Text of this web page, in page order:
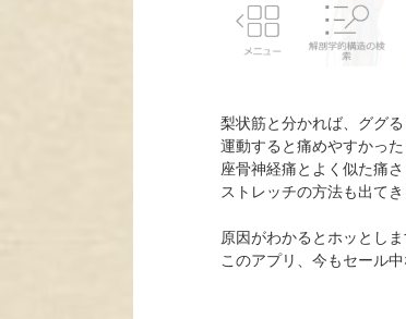
梨状筋と分かれば、ググ
運動すると痛めやすかった
座骨神経痛とよく似た痛
ストレッチの方法も出てき
原因がわかるとホッとしま
このアプリ、今もセール中